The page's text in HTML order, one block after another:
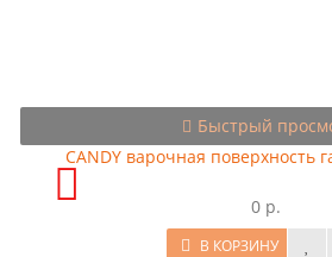
Быстрый
CANDY варочная поверхность
0 р.
В КОРЗИНУ